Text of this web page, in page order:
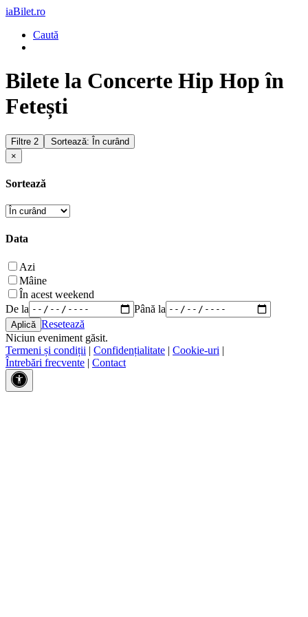
iaBilet.ro
Caută
Bilete la Concerte Hip Hop în
Fetești
Filtre 2
Sortează: În curând
×
Sortează
Data
Azi
Mâine
În acest weekend
De la
Până la
Resetează
Niciun eveniment găsit.
Termeni și condiții | Confidențialitate | Cookie-uri |
Întrebări frecvente | Contact